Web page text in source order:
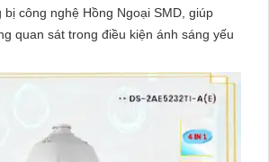
công nghệ Hồng Ngoại SMD, giúp
quan sát trong điều kiện ánh sáng yếu